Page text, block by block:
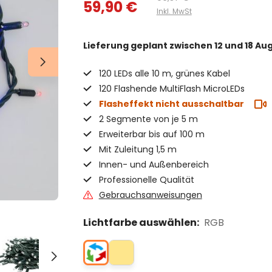
59,90 € Inkl. MwSt
Lieferung geplant zwischen 12 und 18
120 LEDs alle 10 m, grünes Kabel
120 Flashende MultiFlash MicroLEDs
Flasheffekt nicht ausschaltbar
2 Segmente von je 5 m
Erweiterbar bis auf 100 m
Mit Zuleitung 1,5 m
Innen- und Außenbereich
Professionelle Qualität
Gebrauchsanweisungen
Lichtfarbe auswählen: RGB